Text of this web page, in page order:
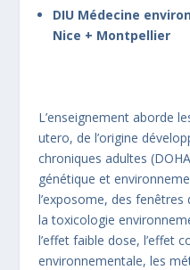
DIU Médecine
Nice + Montpellier
L’enseignement aborde
utero, de l’origine
chroniques adultes
génétique et
l’exposome, des fenêtres
la toxicologie
l’effet faible dose, l’effet
environnementale, les